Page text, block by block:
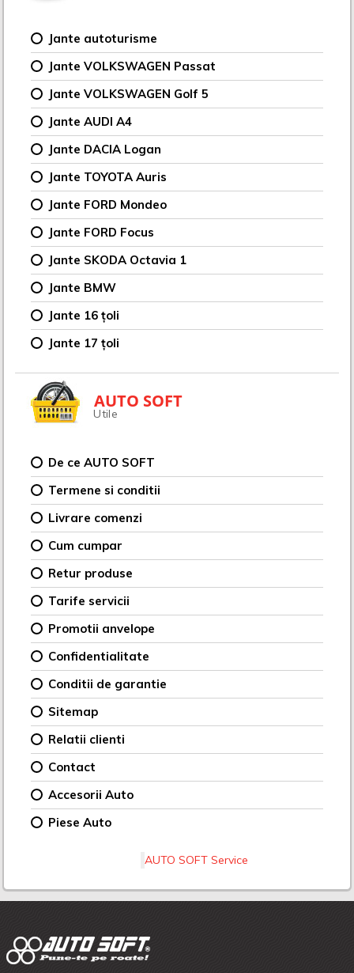
Jante autoturisme
Jante VOLKSWAGEN Passat
Jante VOLKSWAGEN Golf 5
Jante AUDI A4
Jante DACIA Logan
Jante TOYOTA Auris
Jante FORD Mondeo
Jante FORD Focus
Jante SKODA Octavia 1
Jante BMW
Jante 16 țoli
Jante 17 țoli
AUTO SOFT
Utile
De ce AUTO SOFT
Termene si conditii
Livrare comenzi
Cum cumpar
Retur produse
Tarife servicii
Promotii anvelope
Confidentialitate
Conditii de garantie
Sitemap
Relatii clienti
Contact
Accesorii Auto
Piese Auto
AUTO SOFT Service